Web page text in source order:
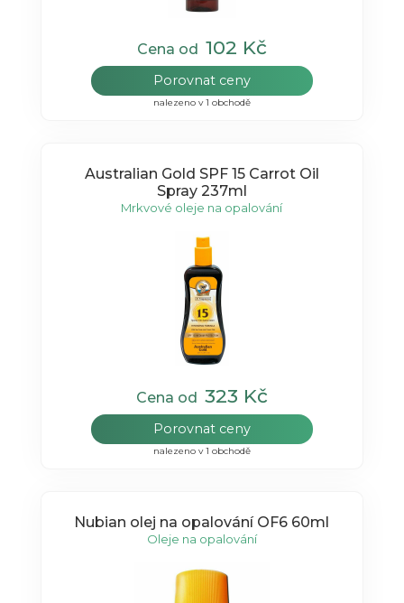
Cena od 102 Kč
Porovnat ceny
nalezeno v 1 obchodě
Australian Gold SPF 15 Carrot Oil
Spray 237ml
Mrkvové oleje na opalování
Cena od 323 Kč
Porovnat ceny
nalezeno v 1 obchodě
Nubian olej na opalování OF6 60ml
Oleje na opalování